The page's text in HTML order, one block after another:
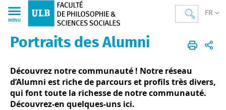
FR
MENU
Faculté de Philosophie et Sciences sociales Accueil
Département de Sciences sociales et des Sciences du travail
Portraits des Alumni
Découvrez notre communauté ! Notre réseau
d’Alumni est riche de parcours et profils très divers,
qui font toute la richesse de notre communauté.
Découvrez-en quelques-uns ici.